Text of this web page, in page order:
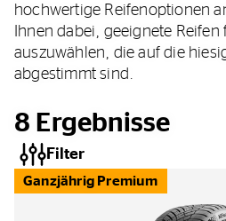
hochwertige Reifenoptionen
Ihnen dabei, geeignete
auszuwählen, die auf die
abgestimmt sind.
8 Ergebnisse
Filter
Ganzjährig Premium